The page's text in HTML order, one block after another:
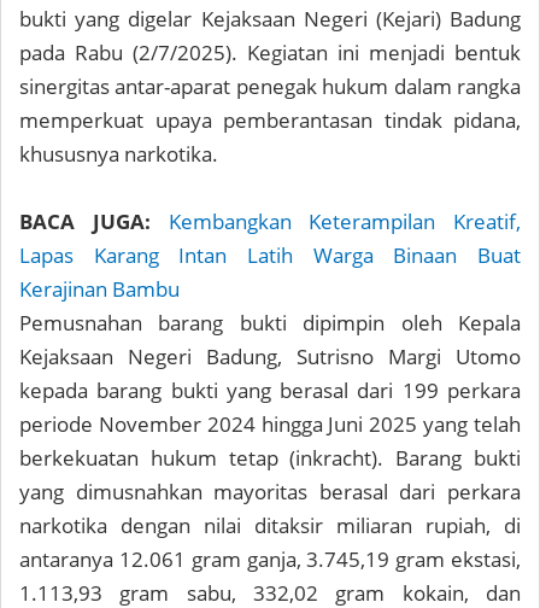
bukti yang digelar Kejaksaan Negeri (Kejari) Badung
pada Rabu (2/7/2025). Kegiatan ini menjadi bentuk
sinergitas antar-aparat penegak hukum dalam rangka
memperkuat upaya pemberantasan tindak pidana,
khususnya narkotika.
BACA JUGA:
Kembangkan Keterampilan Kreatif,
Lapas Karang Intan Latih Warga Binaan Buat
Kerajinan Bambu
Pemusnahan barang bukti dipimpin oleh Kepala
Kejaksaan Negeri Badung, Sutrisno Margi Utomo
kepada barang bukti yang berasal dari 199 perkara
periode November 2024 hingga Juni 2025 yang telah
berkekuatan hukum tetap (inkracht). Barang bukti
yang dimusnahkan mayoritas berasal dari perkara
narkotika dengan nilai ditaksir miliaran rupiah, di
antaranya 12.061 gram ganja, 3.745,19 gram ekstasi,
1.113,93 gram sabu, 332,02 gram kokain, dan